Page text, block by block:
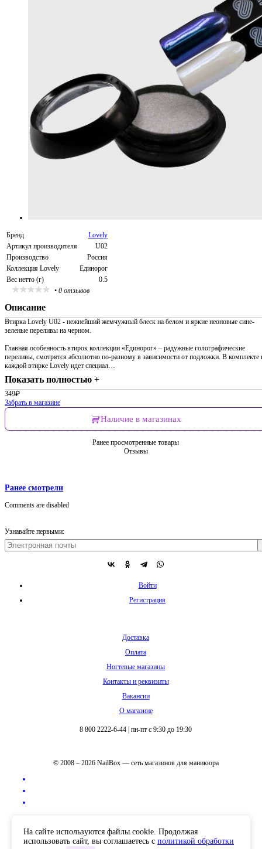
Бренд
Lovely
Артикул производителя
U02
Производство
Россия
Коллекция Lovely
Единорог
Вес нетто (г)
0.5
• 0 отзывов
Описание
Втирка Lovely U02 - нежнейший жемчужный блеск на белом и яркие неоновые сине-
зеленые переливы на черном.
Главная особенность втирок коллекции «Единорог» – радужные голографические
переливы, смотрятся абсолютно по-разному в зависимости от подложки. В комплекте
каждой втирке Lovely идет специал…
Показать полностью +
349₽
Забрать в магазине
Наличие в магазинах
Ранее просмотренные товары
Отзывы
Ранее смотрели
Comments are disabled
Узнавайте первыми:
Войти
Регистрация
Доставка
Оплата
Ногтевые магазины
Контакты и реквизиты
Вакансии
О магазине
8 800 2222-6-44 пн-пт с 9:30 до 19:30
© 2008 – 2026 NailBox — сеть магазинов для маникюра
На сайте используются файлы cookie. Продолжая
использовать сайт, вы соглашаетесь с политикой обработки